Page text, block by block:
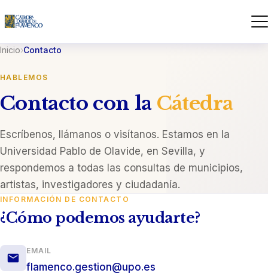
Inicio›Contacto
HABLEMOS
Contacto con la Cátedra
Escríbenos, llámanos o visítanos. Estamos en la
Universidad Pablo de Olavide, en Sevilla, y
respondemos a todas las consultas de municipios,
artistas, investigadores y ciudadanía.
INFORMACIÓN DE CONTACTO
¿Cómo podemos ayudarte?
EMAIL
flamenco.gestion@upo.es